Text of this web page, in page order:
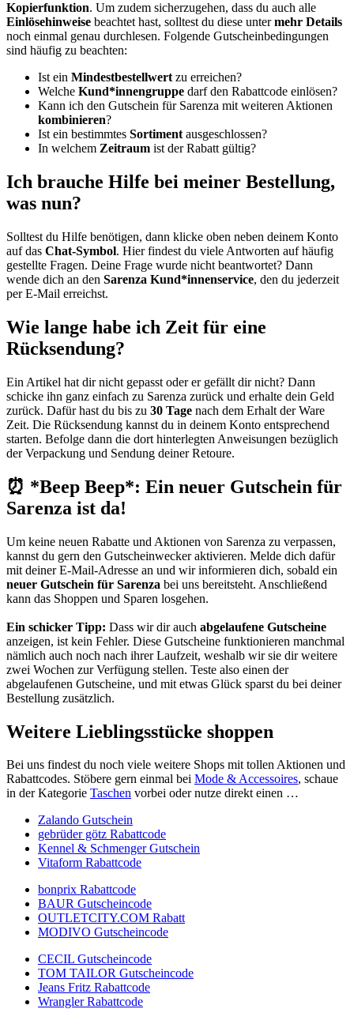
Kopierfunktion. Um zudem sicherzugehen, dass du auch alle
Einlösehinweise beachtet hast, solltest du diese untermehr Details
noch einmal genau durchlesen. Folgende Gutscheinbedingungen
sind häufig zu beachten:
Ist ein Mindestbestellwert zu erreichen?
Welche Kund*innengruppe darf den Rabattcode einlösen?
Kann ich den Gutschein für Sarenza mit weiteren Aktionen
kombinieren?
Ist ein bestimmtes Sortiment ausgeschlossen?
In welchem Zeitraum ist der Rabatt gültig?
Ich brauche Hilfe bei meiner Bestellung,
was nun?
Solltest du Hilfe benötigen, dann klicke oben neben deinem Konto
auf das Chat-Symbol. Hier findest du viele Antworten auf häufig
gestellte Fragen. Deine Frage wurde nicht beantwortet? Dann
wende dich an den Sarenza Kund*innenservice, den du jederzeit
per E-Mail erreichst.
Wie lange habe ich Zeit für eine
Rücksendung?
Ein Artikel hat dir nicht gepasst oder er gefällt dir nicht? Dann
schicke ihn ganz einfach zu Sarenza zurück und erhalte dein Geld
zurück. Dafür hast du bis zu 30 Tage nach dem Erhalt der Ware
Zeit. Die Rücksendung kannst du in deinem Konto entsprechend
starten. Befolge dann die dort hinterlegten Anweisungen bezüglich
der Verpackung und Sendung deiner Retoure.
⏰ *Beep Beep*: Ein neuer Gutschein für
Sarenza ist da!
Um keine neuen Rabatte und Aktionen von Sarenza zu verpassen,
kannst du gern den Gutscheinweckeraktivieren. Melde dich dafür
mit deiner E-Mail-Adresse an und wir informieren dich, sobald ein
neuer Gutschein für Sarenza bei uns bereitsteht. Anschließend
kann das Shoppen und Sparen losgehen.
Ein schicker Tipp: Dass wir dir auch abgelaufene Gutscheine
anzeigen, ist kein Fehler. Diese Gutscheine funktionieren manchmal
nämlich auch noch nach ihrer Laufzeit, weshalb wir sie dir weitere
zwei Wochen zur Verfügung stellen. Teste also einen der
abgelaufenen Gutscheine, und mit etwas Glück sparst du bei deiner
Bestellung zusätzlich.
Weitere Lieblingsstücke shoppen
Bei uns findest du noch viele weitere Shops mit tollen Aktionen und
Rabattcodes. Stöbere gern einmal bei Mode & Accessoires, schaue
in der Kategorie Taschen vorbei oder nutze direkt einen …
Zalando Gutschein
gebrüder götz Rabattcode
Kennel & Schmenger Gutschein
Vitaform Rabattcode
bonprix Rabattcode
BAUR Gutscheincode
OUTLETCITY.COM Rabatt
MODIVO Gutscheincode
CECIL Gutscheincode
TOM TAILOR Gutscheincode
Jeans Fritz Rabattcode
Wrangler Rabattcode